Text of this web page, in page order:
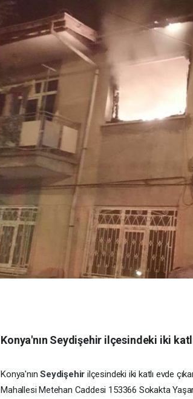
Konya'nın Seydişehir ilçesindeki iki
Konya'nınSeydişehirilçesindeki iki katlı evde
Mahallesi Metehan Caddesi 153366 Sokakta